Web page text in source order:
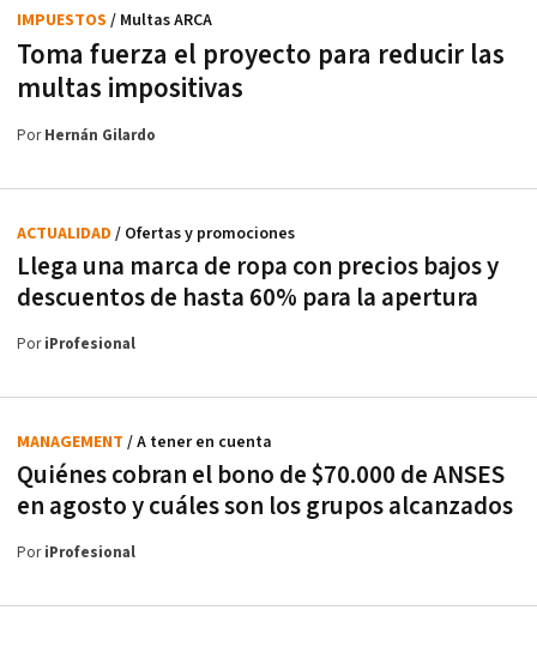
Toma fuerza el proyecto para reducir las
multas impositivas
IMPUESTOS / Multas ARCA
PorHernán Gilardo
Llega una marca de ropa con precios bajos y
descuentos de hasta 60% para la apertura
ACTUALIDAD / Ofertas y promociones
PoriProfesional
Quiénes cobran el bono de $70.000 de ANSES
en agosto y cuáles son los grupos alcanzados
MANAGEMENT / A tener en cuenta
PoriProfesional